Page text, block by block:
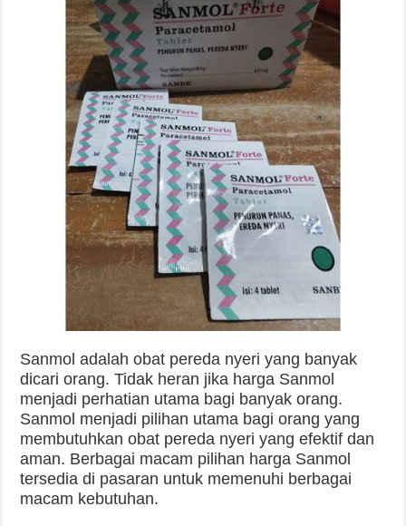
Sanmol adalah obat pereda nyeri yang banyak
dicari orang. Tidak heran jika harga Sanmol
menjadi perhatian utama bagi banyak orang.
Sanmol menjadi pilihan utama bagi orang yang
membutuhkan obat pereda nyeri yang efektif dan
aman. Berbagai macam pilihan harga Sanmol
tersedia di pasaran untuk memenuhi berbagai
macam kebutuhan.